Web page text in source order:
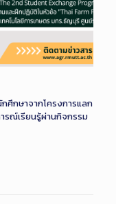
ศึกษาจากโครงการแลก
รณ์เรียนรู้ผ่านกิจกรรม